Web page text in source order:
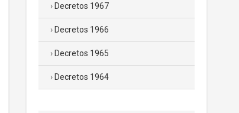
Decretos 1967
Decretos 1966
Decretos 1965
Decretos 1964